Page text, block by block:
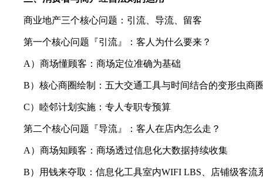
商业地产三个核心问题：引流、导流、留客
第一个核心问题『引流』：客人为什么要来？
A）商场懂顾客：商场定位准确为基础
B）核心商圈绘制：五大交通工具与时间结合的变形虫商
C）睦邻计划实施：专人专职专预算
第二个核心问题『导流』：客人在店内怎么走？
A）商场知顾客：商场透过信息化大数据持续收集
B）用钱来夺取：信息化工具室内WIFI LBS、店铺级客流